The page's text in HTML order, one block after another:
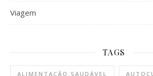
Viagem
TAGS
ALIMENTAÇÃO SAUDÁVEL